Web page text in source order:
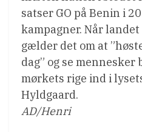
satser GO på Benin i
kampagner. Når
gælder det om at
dag” og se
mørkets rige ind i
Hyldgaard.
AD/Henri